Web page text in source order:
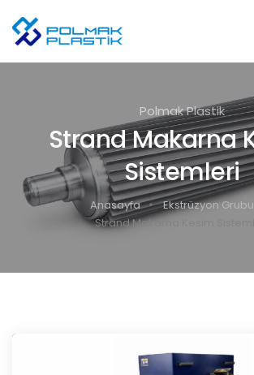
Polmak Plastik
Strand Makarna
Sistemleri
Anasayfa
Ekstrüzyon Grubu
Strand Makarna Kesim